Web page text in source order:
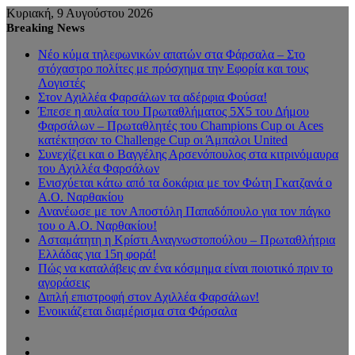
Κυριακή, 9 Αυγούστου 2026
Breaking News
Νέο κύμα τηλεφωνικών απατών στα Φάρσαλα – Στο
στόχαστρο πολίτες με πρόσχημα την Εφορία και τους
Λογιστές
Στον Αχιλλέα Φαρσάλων τα αδέρφια Φούσα!
Έπεσε η αυλαία του Πρωταθλήματος 5Χ5 του Δήμου
Φαρσάλων – Πρωταθλητές του Champions Cup οι Aces
κατέκτησαν το Challenge Cup οι Άμπαλοι United
Συνεχίζει και ο Βαγγέλης Αρσενόπουλος στα κιτρινόμαυρα
του Αχιλλέα Φαρσάλων
Ενισχύεται κάτω από τα δοκάρια με τον Φώτη Γκατζανά ο
Α.Ο. Ναρθακίου
Ανανέωσε με τον Αποστόλη Παπαδόπουλο για τον πάγκο
του ο Α.Ο. Ναρθακίου!
Ασταμάτητη η Κρίστι Αναγνωστοπούλου – Πρωταθλήτρια
Ελλάδας για 15η φορά!
Πώς να καταλάβεις αν ένα κόσμημα είναι ποιοτικό πριν το
αγοράσεις
Διπλή επιστροφή στον Αχιλλέα Φαρσάλων!
Ενοικιάζεται διαμέρισμα στα Φάρσαλα